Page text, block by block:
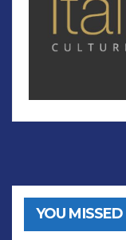
YOU MISSED